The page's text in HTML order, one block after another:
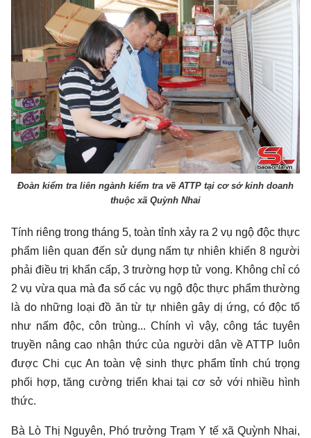
Đoàn kiểm tra liên ngành kiểm tra về ATTP tại cơ sở kinh doanh
thuộc xã Quỳnh Nhai
Tính riêng trong tháng 5, toàn tỉnh xảy ra 2 vụ ngộ độc thực
phẩm liên quan đến sử dụng nấm tự nhiên khiến 8 người
phải điều trị khẩn cấp, 3 trường hợp tử vong. Không chỉ có
2 vụ vừa qua mà đa số các vụ ngộ độc thực phẩm thường
là do những loại đồ ăn từ tự nhiên gây dị ứng, có độc tố
như nấm độc, côn trùng... Chính vì vậy, công tác tuyên
truyền nâng cao nhận thức của người dân về ATTP luôn
được Chi cục An toàn vệ sinh thực phẩm tỉnh chú trọng
phối hợp, tăng cường triển khai tại cơ sở với nhiều hình
thức.
Bà Lò Thị Nguyên, Phó trưởng Trạm Y tế xã Quỳnh Nhai,